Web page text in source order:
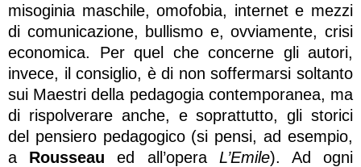
misoginia maschile, omofobia, internet e mezzi
di comunicazione, bullismo e, ovviamente, crisi
economica. Per quel che concerne gli autori,
invece, il consiglio, è di non soffermarsi soltanto
sui Maestri della pedagogia contemporanea, ma
di rispolverare anche, e soprattutto, gli storici
del pensiero pedagogico (si pensi, ad esempio,
a Rousseau ed all’opera L’Emile). Ad ogni